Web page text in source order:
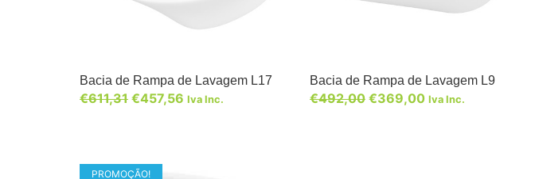
Bacia de Rampa de Lavagem L17
€611,31 €457,56 Iva Inc.
Bacia de Rampa de Lavagem L9
€492,00 €369,00 Iva Inc.
PROMOÇÃO!